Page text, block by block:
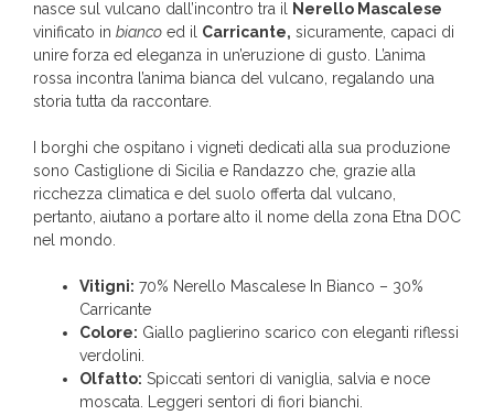
nasce sul vulcano dall’incontro tra il Nerello Mascalese
vinificato in bianco ed il Carricante, sicuramente, capaci di
unire forza ed eleganza in un’eruzione di gusto. L’anima
rossa incontra l’anima bianca del vulcano, regalando una
storia tutta da raccontare.
I borghi che ospitano i vigneti dedicati alla sua produzione
sono Castiglione di Sicilia e Randazzo che, grazie alla
ricchezza climatica e del suolo offerta dal vulcano,
pertanto, aiutano a portare alto il nome della zona Etna DOC
nel mondo.
Vitigni: 70% Nerello Mascalese In Bianco – 30%
Carricante
Colore: Giallo paglierino scarico con eleganti riflessi
verdolini.
Olfatto: Spiccati sentori di vaniglia, salvia e noce
moscata. Leggeri sentori di fiori bianchi.